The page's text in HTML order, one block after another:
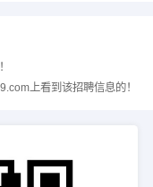
上看到该招聘信息的！